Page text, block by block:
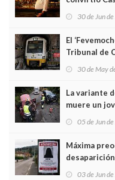
Asturias en
30 de Jun
El
Tribunal de
sobrecoste
30 de May
La variante
muere un
frontal
05 de Jun
Máxima
03 de Jun